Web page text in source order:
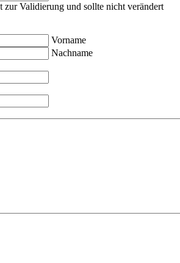
zur Validierung und sollte nicht verändert
Vorname
Nachname